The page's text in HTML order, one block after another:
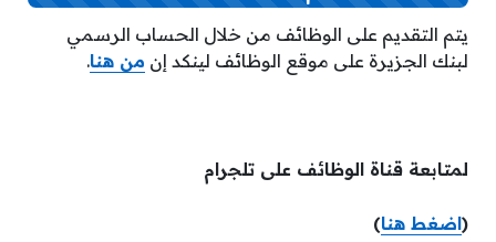
يتم التقديم على الوظائف من خلال الحساب الرسمي
لبنك الجزيرة على موقع الوظائف لينكد إن من هنا.
لمتابعة قناة الوظائف على تلجرام
(اضغط هنا)